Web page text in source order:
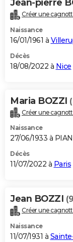
Jean-pierre
Créer une
Naissance
16/01/1961 à
Décès
18/08/2022 à Nice
Maria BOZZI
Créer une
Naissance
27/06/1933 à
Décès
11/07/2022 à Paris
Jean BOZZI
Créer une
Naissance
11/07/1931 à